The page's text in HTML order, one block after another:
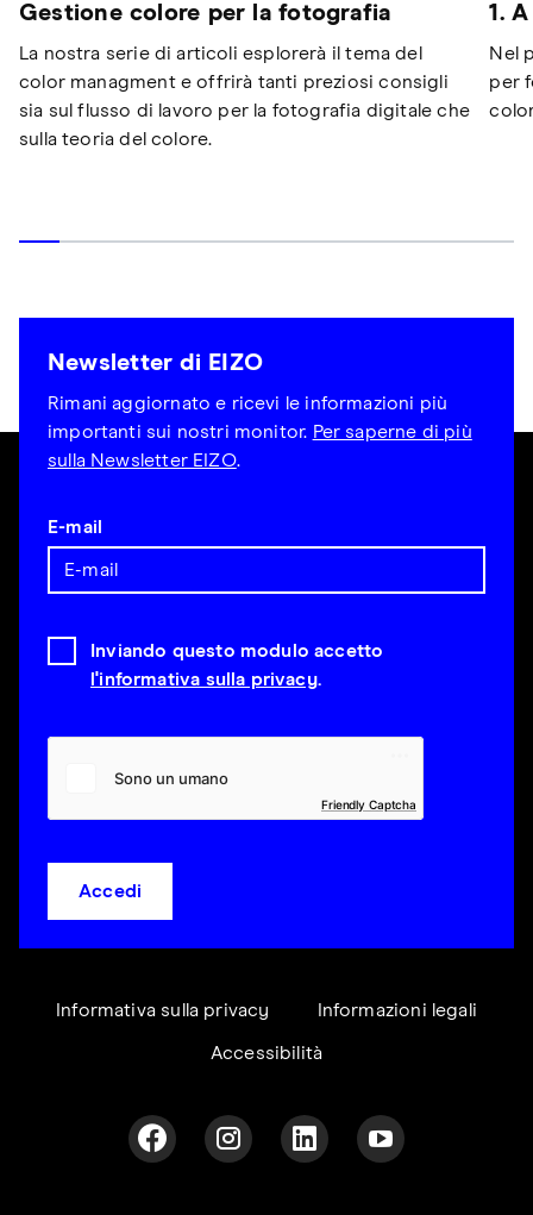
Gestione colore per la fotografia
La nostra serie di articoli esplorerà il tema del
color managment e offrirà tanti preziosi consigli
sia sul flusso di lavoro per la fotografia digitale che
sulla teoria del colore.
1.
Nel
per
Newsletter di EIZO
Rimani aggiornato e ricevi le informazioni più
importanti sui nostri monitor. Per saperne di più
sulla Newsletter EIZO.
E-mail
Inviando questo modulo accetto
l'informativa sulla privacy.
Friendly Captcha
Accedi
Informativa sulla privacy Informazioni legali
Accessibilità